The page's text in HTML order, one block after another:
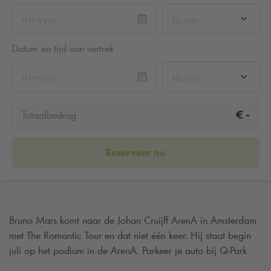
Datum en tijd van vertrek
Totaalbedrag € -
Reserveer nu
Bruno Mars komt naar de Johan Cruijff ArenA in Amsterdam
met The Romantic Tour en dat niet één keer. Hij staat begin
juli op het podium in de ArenA. Parkeer je auto bij Q-Park